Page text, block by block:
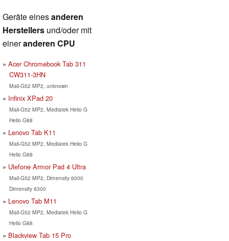
Geräte einesanderen
Herstellers und/oder mit
eineranderen CPU
Acer Chromebook Tab 311
CW311-3HN
Mali-G52 MP2, unknown
Infinix XPad 20
Mali-G52 MP2, Mediatek Helio G
Helio G88
Lenovo Tab K11
Mali-G52 MP2, Mediatek Helio G
Helio G88
Ulefone Armor Pad 4 Ultra
Mali-G52 MP2, Dimensity 6000
Dimensity 6300
Lenovo Tab M11
Mali-G52 MP2, Mediatek Helio G
Helio G88
Blackview Tab 15 Pro